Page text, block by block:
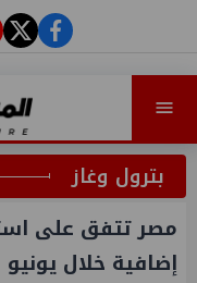
بترول وغاز
إضافية خلال يونيو